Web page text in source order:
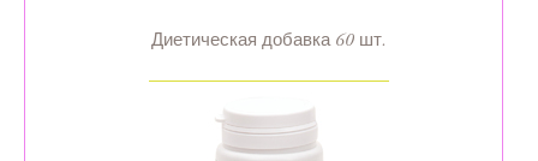
Диетическая добавка 60 шт.